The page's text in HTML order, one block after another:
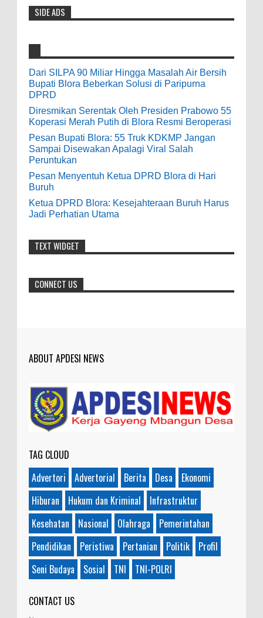
Diresmikan Serentak Oleh Presiden
0 5-16-2026
Pesan Bupati Blora: 55 Truk KDKMP Jangan
Sampai Disewakan Apalagi Viral Salah
Peruntukan
0 5-10-2026
of slots, table games 제주 출장안마 and video
poker! Cas...
bolehkah kami study banding di akir
bulan oktober 2020 ini ?
Anonymous:
7-3-2020
Mudah mudahan dengan jalan yang
baik bisa meningkatkan ekonomi masyarakat
sekitar. Amin
Anonymous:
honorer
SIDE ADS
Dari SILPA 90 Miliar Hingga Masalah Air Bersih
Bupati Blora Beberkan Solusi di Paripurna
DPRD
Diresmikan Serentak Oleh Presiden Prabowo 55
Koperasi Merah Putih di Blora Resmi Beroperasi
Pesan Bupati Blora: 55 Truk KDKMP Jangan
Sampai Disewakan Apalagi Viral Salah
Peruntukan
Pesan Menyentuh Ketua DPRD Blora di Hari
Buruh
Ketua DPRD Blora: Kesejahteraan Buruh Harus
Jadi Perhatian Utama
TEXT WIDGET
CONNECT US
ABOUT APDESI NEWS
TAG CLOUD
Advertori
Advertorial Berita Desa
Ekonomi
Hiburan
Hukum dan Kriminal
Infrastruktur
Kesehatan
Nasional Olahraga
Pemerintahan
Pendidikan
Peristiwa Pertanian Politik
Profil
Seni Budaya
Sosial TNI TNI-POLRI
CONTACT US